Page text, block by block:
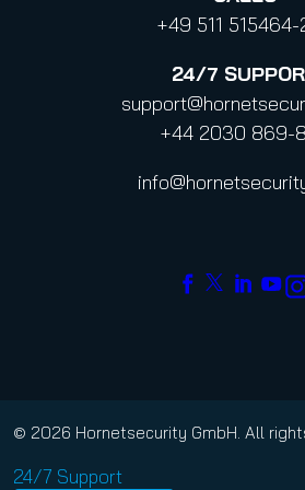
+49 511
24/7
+44 2030 869-
© 2026 Hornetsecurity GmbH. All
24/7 Support